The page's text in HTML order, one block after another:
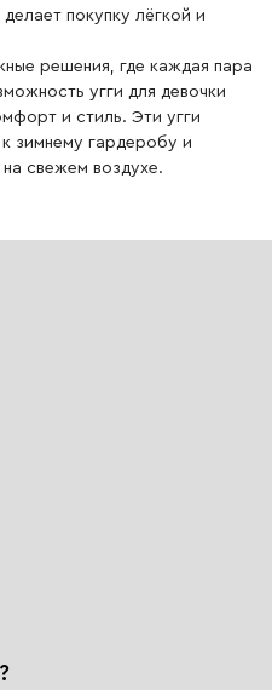
покупку лёгкой и
решения, где каждая пара
угги для девочки
и стиль. Эти угги
зимнему гардеробу и
свежем воздухе.